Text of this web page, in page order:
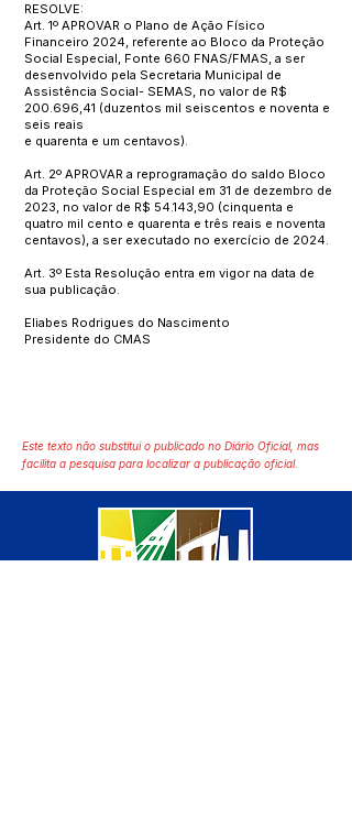
RESOLVE:
Art. 1º APROVAR o Plano de Ação Físico
Financeiro 2024, referente ao Bloco da Proteção
Social Especial, Fonte 660 FNAS/FMAS, a ser
desenvolvido pela Secretaria Municipal de
Assistência Social- SEMAS, no valor de R$
200.696,41 (duzentos mil seiscentos e noventa e
seis reais
e quarenta e um centavos).
Art. 2º APROVAR a reprogramação do saldo Bloco
da Proteção Social Especial em 31 de dezembro de
2023, no valor de R$ 54.143,90 (cinquenta e
quatro mil cento e quarenta e três reais e noventa
centavos), a ser executado no exercício de 2024.
Art. 3º Esta Resolução entra em vigor na data de
sua publicação.
Eliabes Rodrigues do Nascimento
Presidente do CMAS
Este texto não substitui o publicado no Diário Oficial, mas
facilita a pesquisa para localizar a publicação oficial.